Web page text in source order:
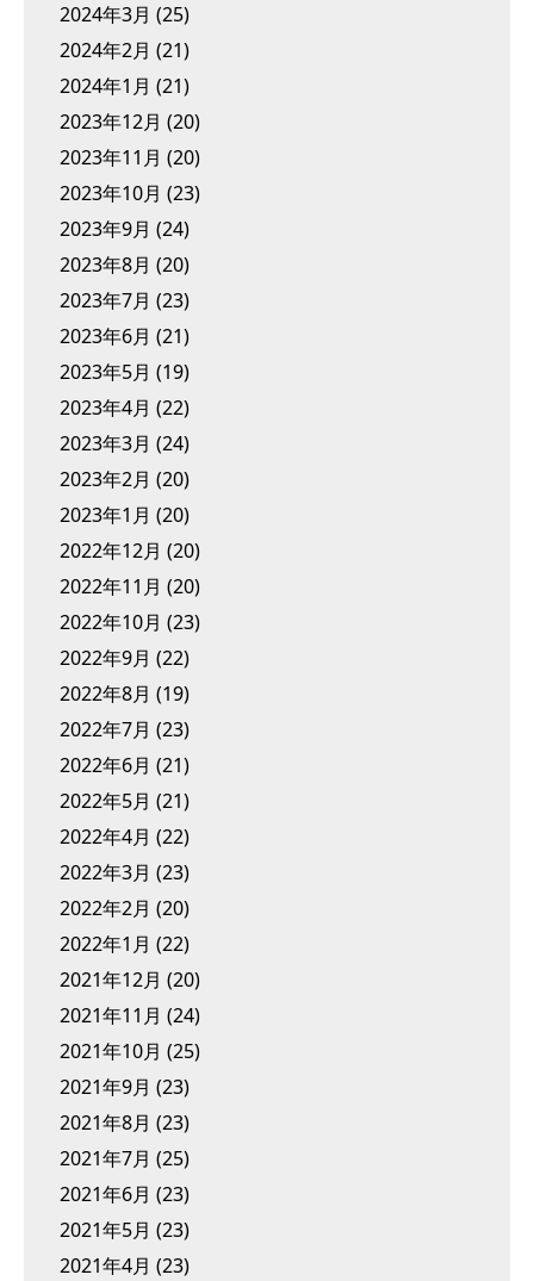
2024年3月 (25)
2024年2月 (21)
2024年1月 (21)
2023年12月 (20)
2023年11月 (20)
2023年10月 (23)
2023年9月 (24)
2023年8月 (20)
2023年7月 (23)
2023年6月 (21)
2023年5月 (19)
2023年4月 (22)
2023年3月 (24)
2023年2月 (20)
2023年1月 (20)
2022年12月 (20)
2022年11月 (20)
2022年10月 (23)
2022年9月 (22)
2022年8月 (19)
2022年7月 (23)
2022年6月 (21)
2022年5月 (21)
2022年4月 (22)
2022年3月 (23)
2022年2月 (20)
2022年1月 (22)
2021年12月 (20)
2021年11月 (24)
2021年10月 (25)
2021年9月 (23)
2021年8月 (23)
2021年7月 (25)
2021年6月 (23)
2021年5月 (23)
2021年4月 (23)